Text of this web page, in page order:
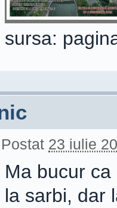
sursa:
Postat 23 iulie
Ma bucur
la sarbi, dar